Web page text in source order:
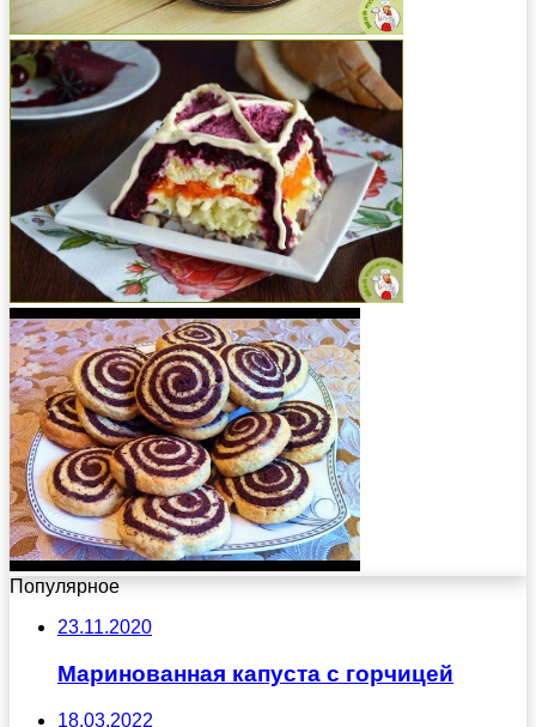
Популярное
23.11.2020
Маринованная капуста с горчицей
18.03.2022